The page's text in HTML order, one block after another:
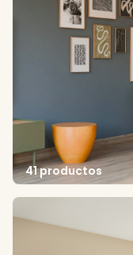
41 productos